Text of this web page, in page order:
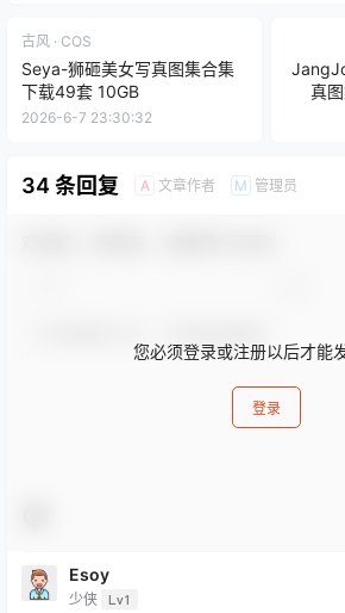
古风 · COS
Seya-狮砸美女写真图集合集
下载49套 10GB
2026-6-7 23:30:32
真
34 条回复 A 文章作者 M 管理员
您必须登录或注册以后才能
登录
Esoy
少侠 Lv1